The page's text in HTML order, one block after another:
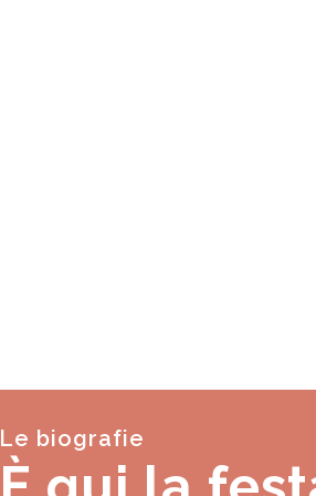
Le biografie